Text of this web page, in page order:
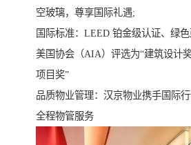
空玻璃，尊享国际礼遇;
国际标准：LEED 铂金级认证、绿
美国协会（AIA）评选为“建筑设计
项目奖”
品质物业管理：汉京物业携手国际
全程物管服务